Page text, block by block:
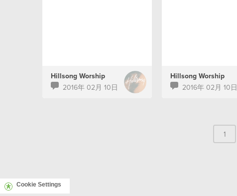
Hillsong Worship
2016年 02月 10日
Hillsong Worship
2016年 02月 10日
1
Cookie Settings